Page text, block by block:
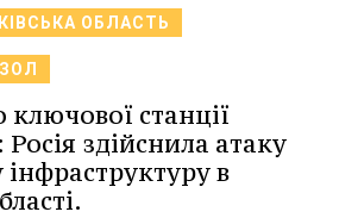
ОБЛАСТЬ
ключової станції
здійснила атаку
в